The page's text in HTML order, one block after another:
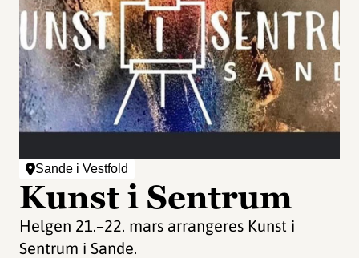
Sande i Vestfold
Kunst i Sentrum
Helgen 21.–22. mars arrangeres Kunst i
Sentrum i Sande.